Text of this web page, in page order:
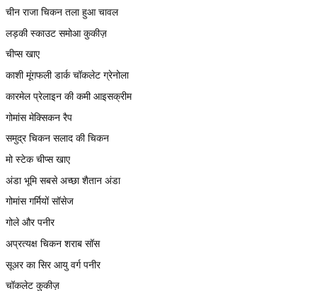
चीन राजा चिकन तला हुआ चावल
लड़की स्काउट समोआ कुकीज़
चीप्स खाए
काशी मूंगफली डार्क चॉकलेट ग्रेनोला
कारमेल प्रेलाइन की कमी आइसक्रीम
गोमांस मेक्सिकन रैप
समुद्र चिकन सलाद की चिकन
मो स्टेक चीप्स खाए
अंडा भूमि सबसे अच्छा शैतान अंडा
गोमांस गर्मियों सॉसेज
गोले और पनीर
अप्रत्यक्ष चिकन शराब सॉस
सूअर का सिर आयु वर्ग पनीर
चॉकलेट कुकीज़